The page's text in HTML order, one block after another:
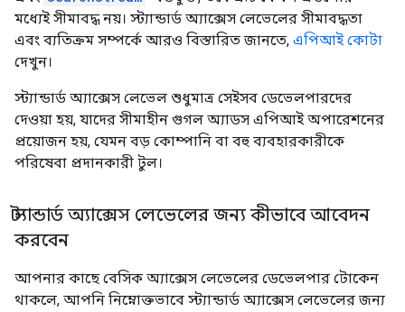
মধ্যেই সীমাবদ্ধ নয়। স্ট্যান্ডার্ড অ্যাক্সেস লেভেলের সীমাবদ্ধতা
এবং ব্যতিক্রম সম্পর্কে আরও বিস্তারিত জানতে, এপিআই কোটা
দেখুন।
স্ট্যান্ডার্ড অ্যাক্সেস লেভেল শুধুমাত্র সেইসব ডেভেলপারদের
দেওয়া হয়, যাদের সীমাহীন গুগল অ্যাডস এপিআই অপারেশনের
প্রয়োজন হয়, যেমন বড় কোম্পানি বা বহু ব্যবহারকারীকে
পরিষেবা প্রদানকারী টুল।
স্ট্যান্ডার্ড অ্যাক্সেস লেভেলের জন্য কীভাবে আবেদন
করবেন
আপনার কাছে বেসিক অ্যাক্সেস লেভেলের ডেভেলপার টোকেন
থাকলে, আপনি নিম্নোক্তভাবে স্ট্যান্ডার্ড অ্যাক্সেস লেভেলের জন্য